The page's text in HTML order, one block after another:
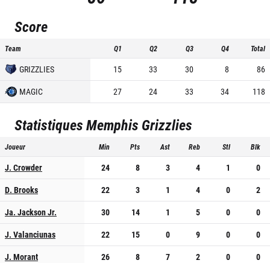
Score
Team Q1 Q2 Q3 Q4 Total
GRIZZLIES 15 33 30 8
86
MAGIC
27 24 33 34 118
StatistiquesMemphis Grizzlies
Joueur Min Pts Ast Reb Stl Blk
J. Crowder 24 8 3 4 1
0
D. Brooks
22 3 1 4 0
2
Ja. Jackson Jr.
30 14 1 5 0
0
J. Valanciunas
22 15 0 9 0
0
J. Morant
26 8 7 2 0
0